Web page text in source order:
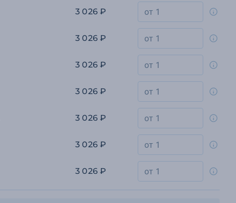
3 026 ₽
3 026 ₽
3 026 ₽
3 026 ₽
3 026 ₽
3 026 ₽
3 026 ₽